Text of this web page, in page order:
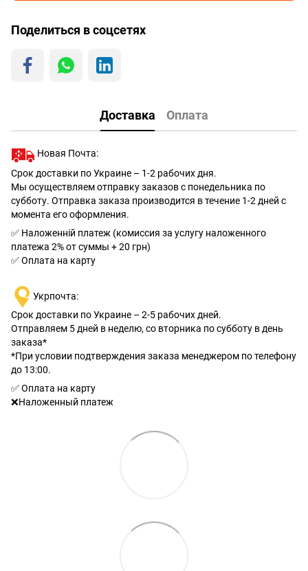
Поделиться в соцсетях
Доставка Оплата
Новая Почта:
Срок доставки по Украине – 1-2 рабочих дня.
Мы осуществляем отправку заказов с понедельника по
субботу. Отправка заказа производится в течение 1-2 дней с
момента его оформления.
✅ Наложенній платеж (комиссия за услугу наложенного
платежа 2% от суммы + 20 грн)
✅ Оплата на карту
Укрпочта:
Срок доставки по Украине – 2-5 рабочих дней.
Отправляем 5 дней в неделю, со вторника по субботу в день
заказа*
*При условии подтверждения заказа менеджером по телефону
до 13:00.
✅ Оплата на карту
❌Наложенный платеж